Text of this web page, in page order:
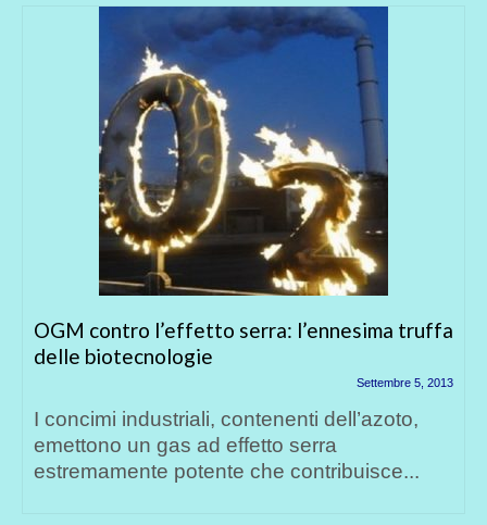
truffa
dell’azoto,
O.G.M. = Organismi
“Malformati”?
Un nuovo studio scientifico ha
l’alta tossicità degli alimenti
modificati o organismi